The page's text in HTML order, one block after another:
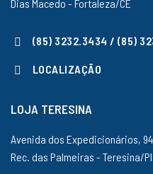
Dias Macedo - Fortaleza/CE
(85) 3232.3434 / (85)
LOCALIZAÇÃO
LOJA TERESINA
Avenida dos Expedicionários,
Rec. das Palmeiras - Teresina/PI